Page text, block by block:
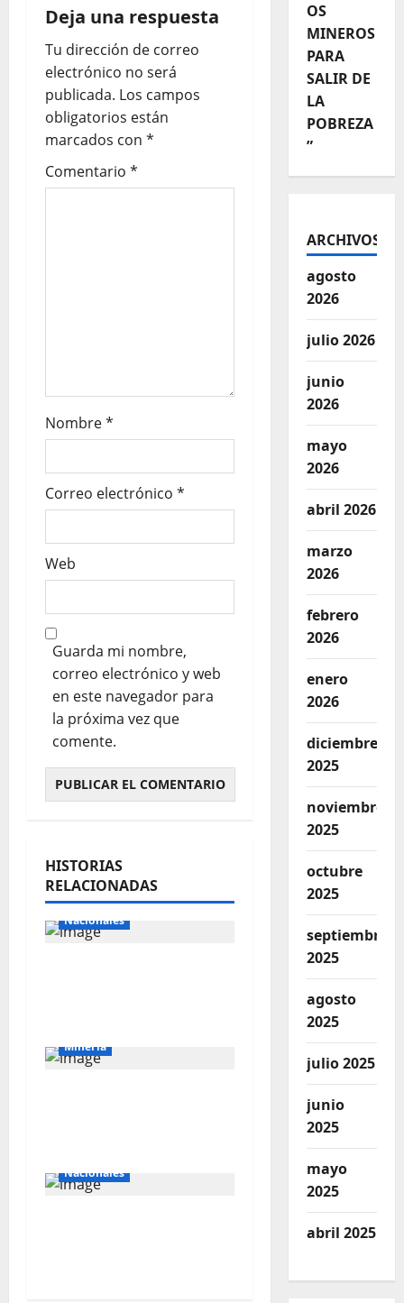
Deja una respuesta
Tu dirección de correo
electrónico no será
publicada. Los campos
obligatorios están
marcados con *
Comentario *
Nombre*
Correo electrónico *
Web
Guarda mi nombre,
correo electrónico y web
en este navegador para
la próxima vez que
comente.
HISTORIAS
RELACIONADAS
Internacionales
Nacionales
Mineria
Nacionales
OS
MINEROS
PARA
SALIR DE
LA
POBREZA
”
ARCHIVOS
agosto
2026
julio 2026
junio
2026
mayo
2026
abril 2026
marzo
2026
febrero
2026
enero
2026
diciembre
2025
noviembre
2025
octubre
2025
septiembre
2025
agosto
2025
julio 2025
junio
2025
mayo
2025
abril 2025